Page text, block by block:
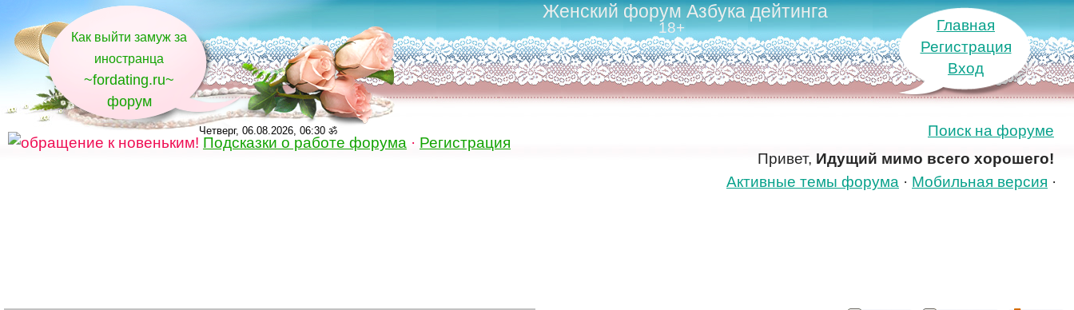
18+
Как выйти замуж за
иностранца
~fordating.ru~
форум
Женский форум Азбука дейтинга
Четверг, 06.08.2026, 06:30 ॐ
Главная
Регистрация
Вход
Привет, Идущий мимо всего хорошего!
Подсказки о работе форума · Регистрация
Активные темы форума · Мобильная версия ·
Поиск на форуме